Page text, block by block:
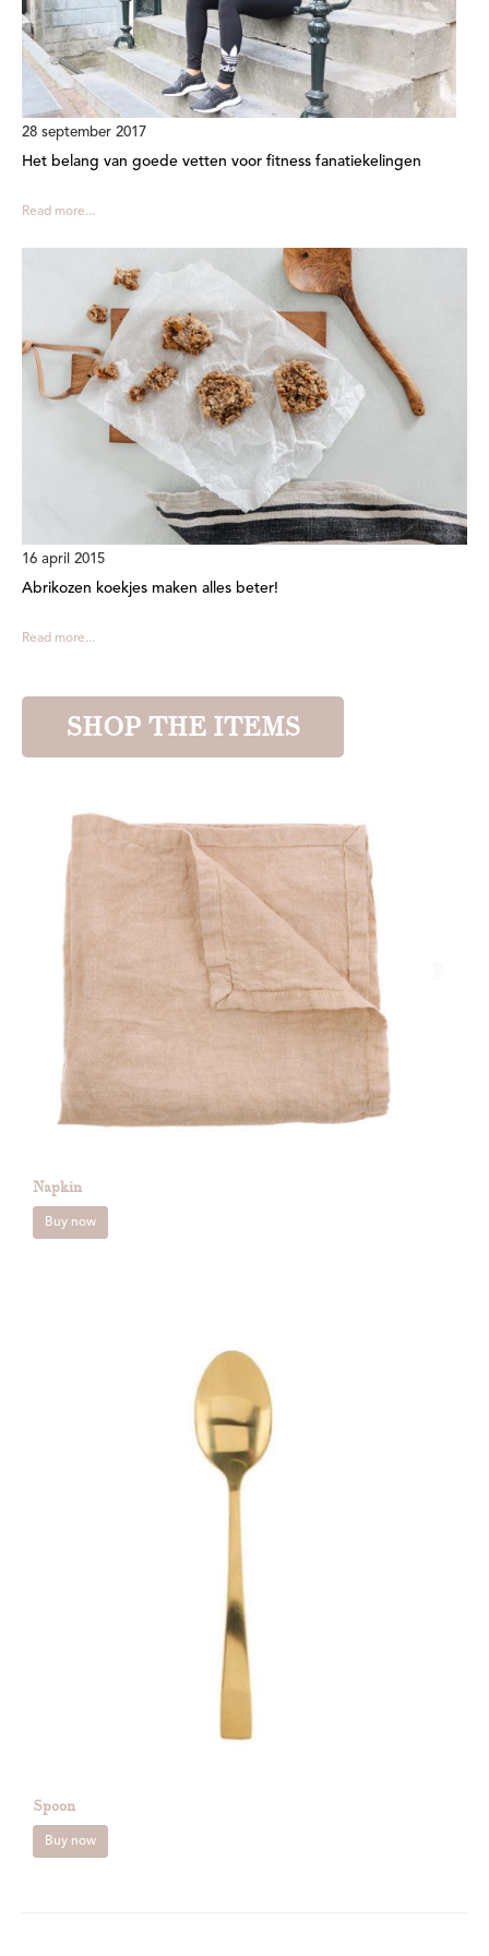
28 september 2017
Het belang van goede vetten voor fitness fanatiekelingen
Read more...
16 april 2015
Abrikozen koekjes maken alles beter!
Read more...
SHOP THE ITEMS
Napkin
Buy now
Spoon
Buy now